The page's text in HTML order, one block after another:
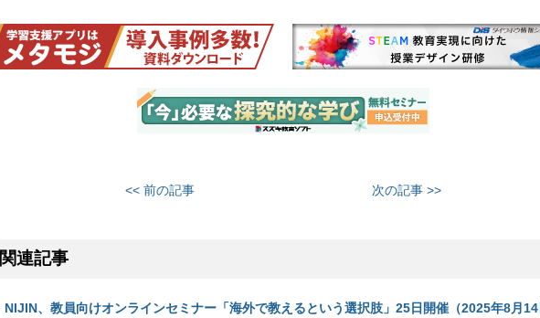
<< 前の記事 次の記事 >>
関連記事
NIJIN、教員向けオンラインセミナー「海外で教えるという選択肢」25日開催（2025年8月14